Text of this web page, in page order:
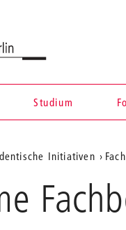
Studium
Initiativen